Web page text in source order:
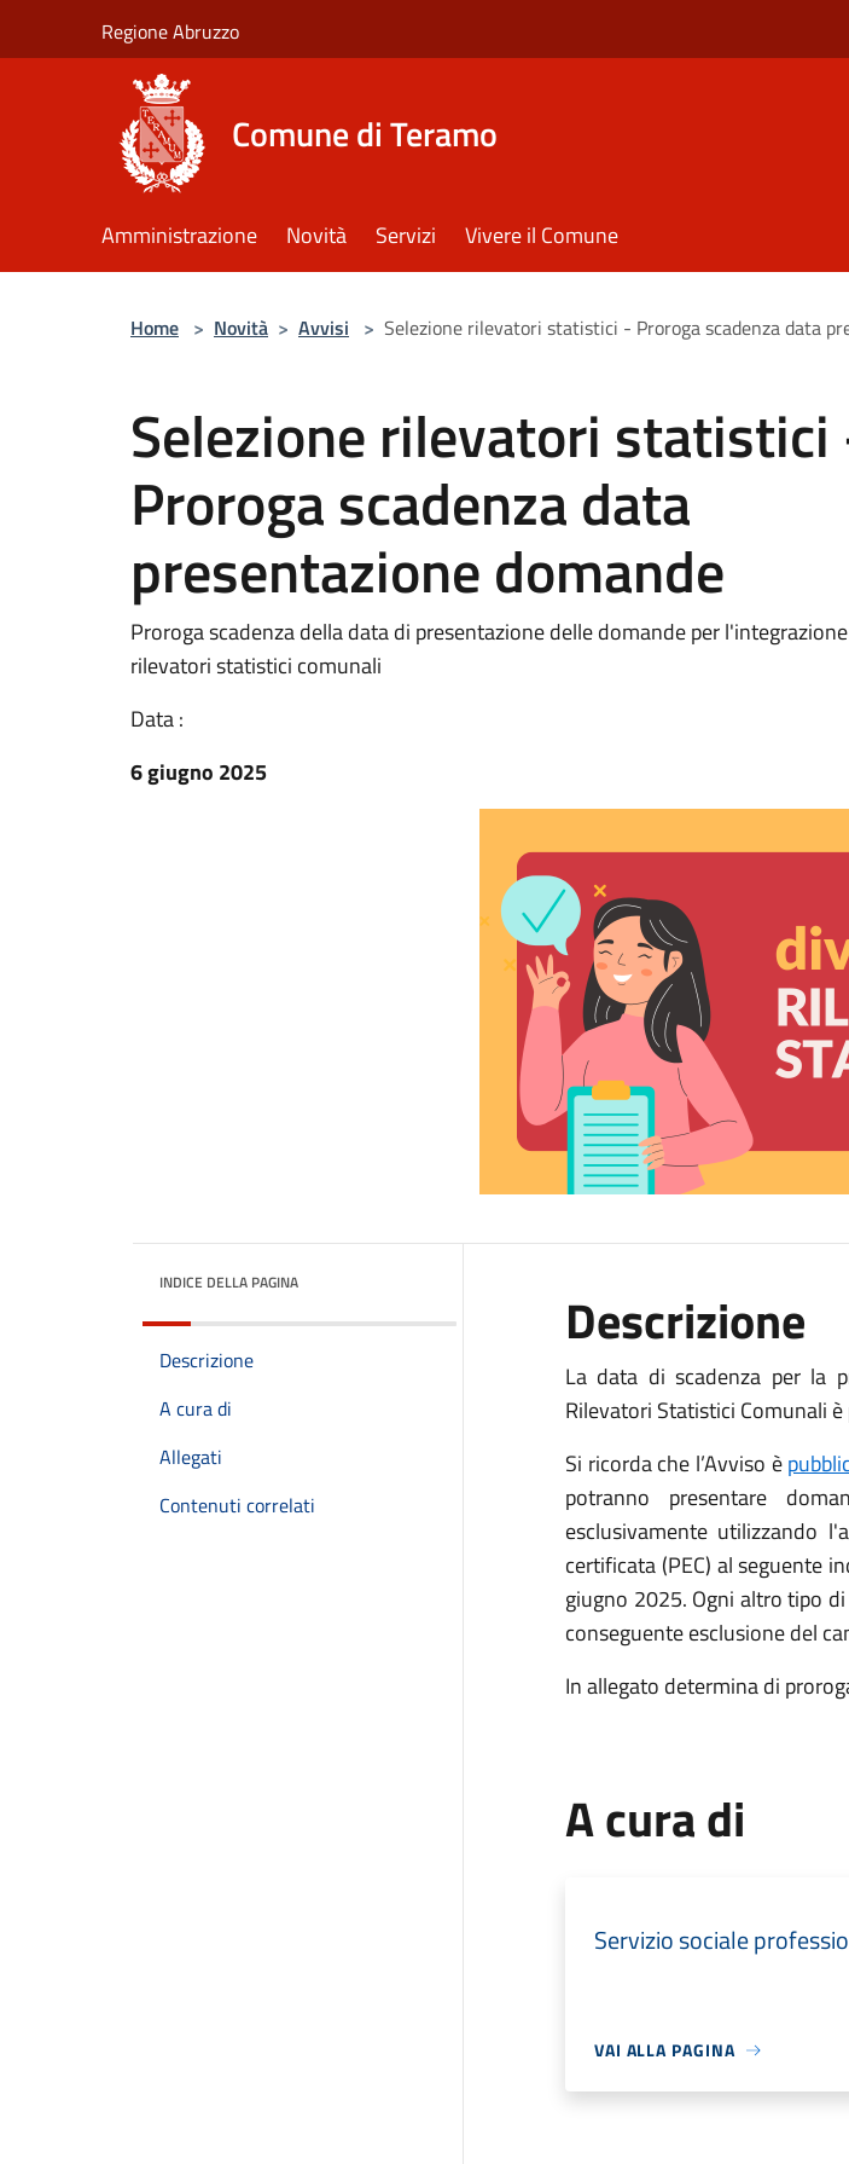
Regione Abruzzo
Comune di Teramo
Amministrazione Novità Servizi Vivere il Comune
Home > Novità > Avvisi > Selezione rilevatori statistici - Proroga scadenza data
Selezione rilevatori statistici
Proroga scadenza data
presentazione domande
Proroga scadenza della data di presentazione delle domande per
rilevatori statistici comunali
Data :
6 giugno 2025
INDICE DELLA PAGINA
Descrizione
A cura di
Allegati
Contenuti correlati
Descrizione
La data di scadenza per la
Rilevatori Statistici Comunali
Si ricorda che l’Avviso è
potranno presentare
esclusivamente utilizzando
certificata (PEC) al seguente
giugno 2025. Ogni altro tipo
conseguente esclusione del
In allegato determina di
A cura di
Servizio sociale
VAI ALLA PAGINA